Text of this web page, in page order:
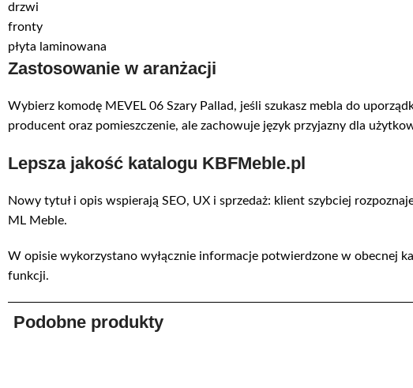
drzwi
fronty
płyta laminowana
Zastosowanie w aranżacji
Wybierz komodę MEVEL 06 Szary Pallad, jeśli szukasz mebla do
producent oraz pomieszczenie, ale zachowuje język przyjazny dla
Lepsza jakość katalogu KBFMeble.pl
Nowy tytuł i opis wspierają SEO, UX i sprzedaż: klient szybciej
ML Meble.
W opisie wykorzystano wyłącznie informacje potwierdzone w obecnej
funkcji.
Podobne produkty